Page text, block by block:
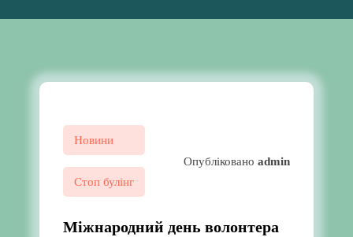
Новини
Стоп булінг
Опубліковано admin
Міжнародний день волонтера